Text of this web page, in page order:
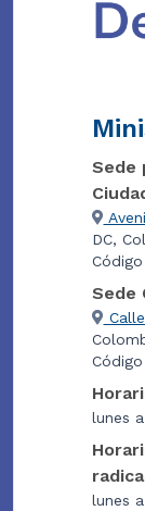
Sede
DC,
Código
Sede
Código
lunes
lunes